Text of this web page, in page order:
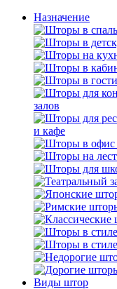
Назначение
залов
и кафе
Виды штор